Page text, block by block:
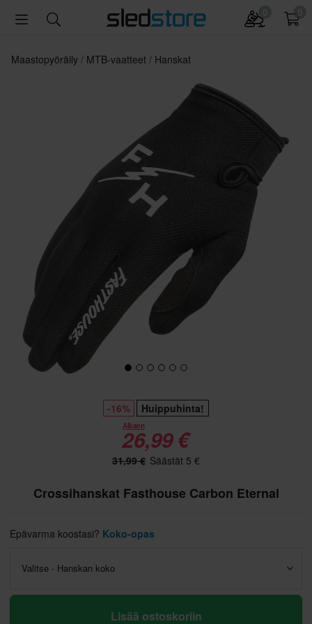
Maastopyöräily MTB-vaatteet Hanskat
-16% Huippuhinta!
Alkaen
26,99 €
31,99 € Säästät 5 €
Crossihanskat Fasthouse Carbon Eternal
Epävarma koostasi? Koko-opas
Valitse - Hanskan koko
Lisää ostoskoriin